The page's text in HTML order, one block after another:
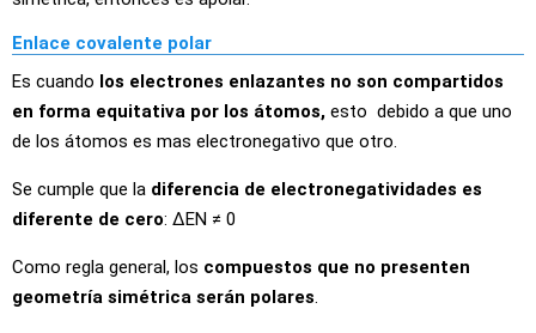
Enlace covalente polar
Es cuando los electrones enlazantes no son compartidos
en forma equitativa por los átomos, esto debido a que uno
de los átomos es mas electronegativo que otro.
Se cumple que la diferencia de electronegatividades es
diferente de cero: ∆EN ≠ 0
Como regla general, los compuestos que no presenten
geometría simétrica serán polares.